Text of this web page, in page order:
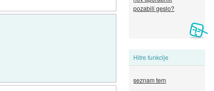
pozabili geslo?
Hitre funkcije
seznam tem